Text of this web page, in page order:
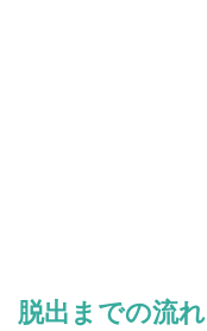
脱出までの流れ